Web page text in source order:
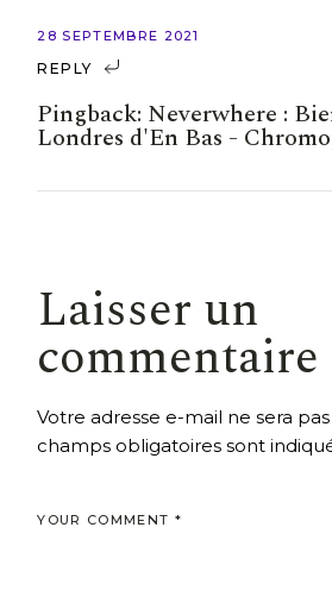
28 SEPTEMBRE 2021
REPLY
Pingback: Neverwhere :
Londres d'En Bas -
Laisser un
commentaire
Votre adresse e-mail ne sera
champs obligatoires sont